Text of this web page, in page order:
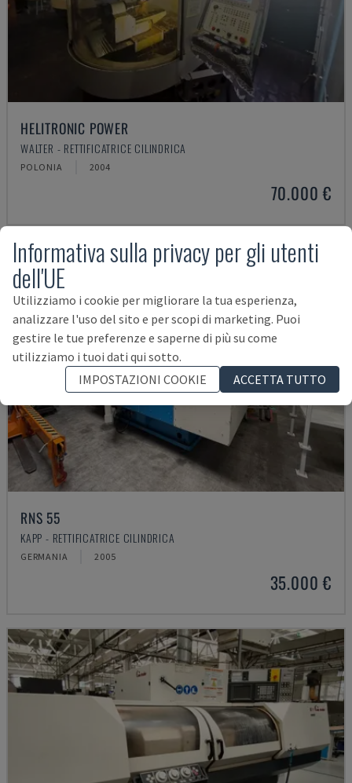
HELITRONIC POWER
WALTER - RETTIFICATRICE CILINDRICA
POLONIA 2004
70.000 €
RNS 55
KAPP - RETTIFICATRICE CILINDRICA
GERMANIA 2005
35.000 €
Informativa sulla privacy per gli utenti
dell'UE
Utilizziamo i cookie per migliorare la tua esperienza,
analizzare l'uso del sito e per scopi di marketing. Puoi
gestire le tue preferenze e saperne di più su come
utilizziamo i tuoi dati qui sotto.
IMPOSTAZIONI COOKIE
ACCETTA TUTTO